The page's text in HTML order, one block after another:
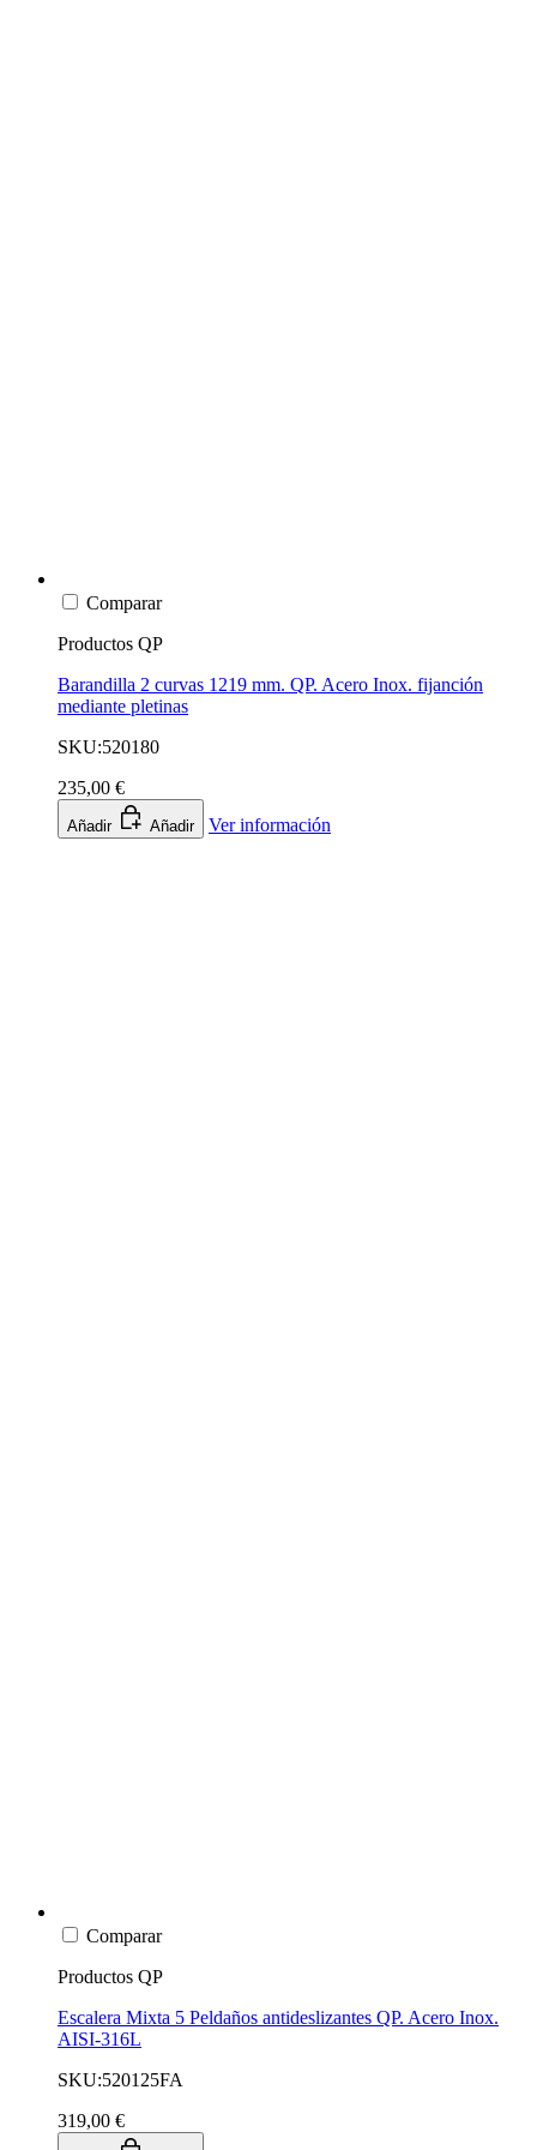
Comparar
Productos QP
Barandilla 2 curvas 1219 mm. QP. Acero Inox. fijanción
mediante pletinas
SKU:520180
235,00 €
Añadir Añadir Ver información
Comparar
Productos QP
Escalera Mixta 5 Peldaños antideslizantes QP. Acero Inox.
AISI-316L
SKU:520125FA
319,00 €